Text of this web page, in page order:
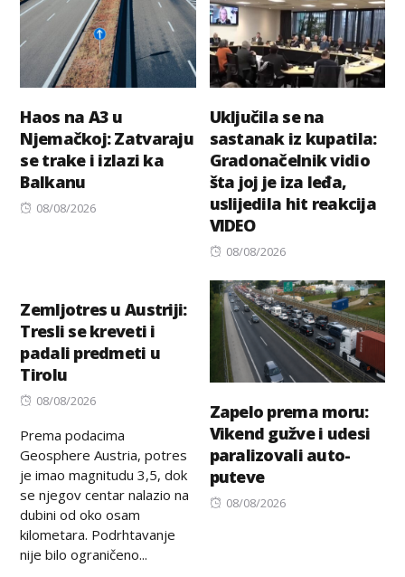
Haos na A3 u
Njemačkoj: Zatvaraju
se trake i izlazi ka
Balkanu
Posted
08/08/2026
Uključila se na
sastanak iz kupatila:
Gradonačelnik vidio
šta joj je iza leđa,
uslijedila hit reakcija
VIDEO
Posted
08/08/2026
Zemljotres u Austriji:
Tresli se kreveti i
padali predmeti u
Tirolu
Posted
08/08/2026
Prema podacima
Geosphere Austria, potres
je imao magnitudu 3,5, dok
se njegov centar nalazio na
dubini od oko osam
kilometara. Podrhtavanje
nije bilo ograničeno...
Zapelo prema moru:
Vikend gužve i udesi
paralizovali auto-
puteve
Posted
08/08/2026